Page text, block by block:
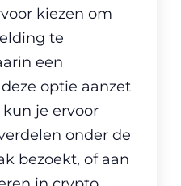
kiezen om
te
een
optie aanzet
je ervoor
onder de
bezoekt, of aan